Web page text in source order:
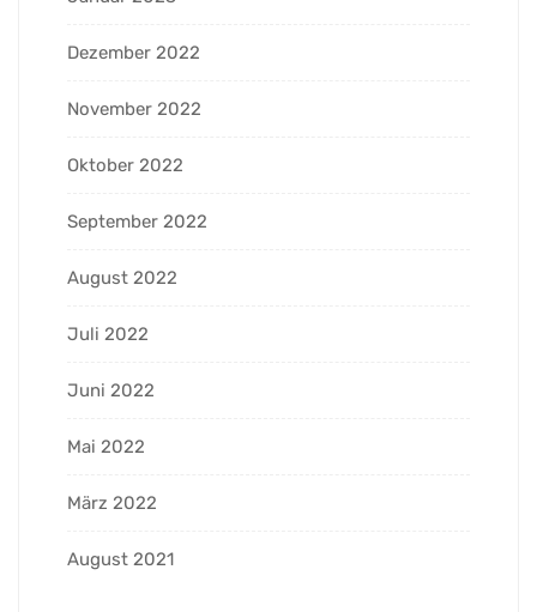
Dezember 2022
November 2022
Oktober 2022
September 2022
August 2022
Juli 2022
Juni 2022
Mai 2022
März 2022
August 2021